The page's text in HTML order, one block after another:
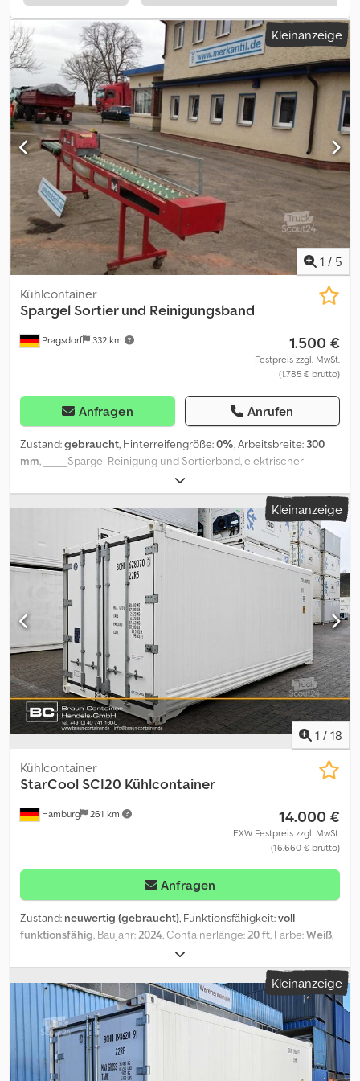
Manufacture: 2004/2005 Fully painted, valid CSC for 1 year, wind &
watertigh1t, valid Pre-Technical Inspection, working temp.: -25 to
+25'. Wir verkaufen 10', 20' sowie 40' Kühlcontainer ob Carrier,
Thermo King oder Daikin Aggregat, neu oder gebraucht. Die
Container verlassen unseren Terminal: frisch geprüft, mit PTI - ok,
CSC - gültig, wind-/ wasserdicht, von -25 bis + 25°C einstellbar,
sofort einsatzbereit. Die Isolierung beträgt im Schnitt 10cm
(Herstellerabhängig). - fachspezifisch durch ein zertifiziertes
Unternehmen generalüberholt - fachmännische kostenlose
Beratung nach dem Kauf - günstige Ersatzteile für Kunden
Credpfx Aofi Skpjg Ajf Die Kühlcontainer stehen auf unserem
Depot im Hamburger Hafen und können jederzeit besichtigt
werden. Haben Sie noch Fragen , oder sind Sie auf der Suche
nach speziellen Containern ? Dann kontaktieren Sie uns gerne ,
unsere Mitarbeiter freuen sich schon auf Ihren Anruf / Email oder
Besichtigung
Kleinanzeige
1 / 5
Pragsdorf 332 km
Kühlcontainer
Spargel Sortier und Reinigungsband
1.500 €
Festpreis zzgl. MwSt.
(1.785 € brutto)
Anfragen Anrufen
Zustand:gebraucht, Hinterreifengröße:0%, Arbeitsbreite: 300
mm , _____Spargel Reinigung und Sortierband, elektrischer
Anschluss, Wasser Anschluss,Lagerort:17094 Pragsdorf Crodsi
Ipffepfx Ag Aef
Kleinanzeige
1 / 18
Hamburg 261 km
Kühlcontainer
StarCool SCI20 Kühlcontainer
14.000 €
EXW Festpreis zzgl. MwSt.
(16.660 € brutto)
Anfragen
Zustand: neuwertig (gebraucht), Funktionsfähigkeit:voll
funktionsfähig, Baujahr:2024, Containerlänge:20 ft, Farbe:Weiß,
, maximales Ladegewicht:
Leergewicht:2.820 kg, Laderaumvolumen:28,3 m³,
Maschinen-/Fahrzeugnummer:BCHU628070-3, Ausstattung:
Kühlaggregat , Die Braun Container Handels-GmbH zählt seit
über 40 Jahren zum Kreis der fest etablierten deutschen
Anbieter hochwertiger Seefrachtcontainer, auf deren An- und
Verkauf, Instandsetzung und Vermietung das Unternehmen sich
spezialisiert hat. Zusätzlich werden auch Container-
Kleinanzeige